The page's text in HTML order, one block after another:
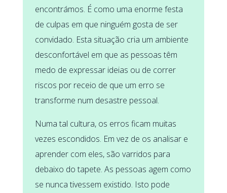
encontrámos. É como uma enorme festa
de culpas em que ninguém gosta de ser
convidado. Esta situação cria um ambiente
desconfortável em que as pessoas têm
medo de expressar ideias ou de correr
riscos por receio de que um erro se
transforme num desastre pessoal.
Numa tal cultura, os erros ficam muitas
vezes escondidos. Em vez de os analisar e
aprender com eles, são varridos para
debaixo do tapete. As pessoas agem como
se nunca tivessem existido. Isto pode